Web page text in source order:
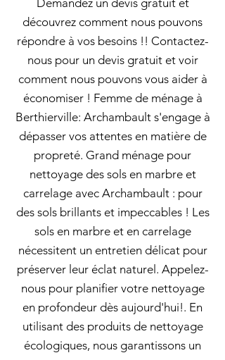
Demandez un devis gratuit et
découvrez comment nous pouvons
répondre à vos besoins !! Contactez-
nous pour un devis gratuit et voir
comment nous pouvons vous aider à
économiser ! Femme de ménage à
Berthierville: Archambault s'engage à
dépasser vos attentes en matière de
propreté. Grand ménage pour
nettoyage des sols en marbre et
carrelage avec Archambault : pour
des sols brillants et impeccables ! Les
sols en marbre et en carrelage
nécessitent un entretien délicat pour
préserver leur éclat naturel. Appelez-
nous pour planifier votre nettoyage
en profondeur dès aujourd'hui!. En
utilisant des produits de nettoyage
écologiques, nous garantissons un